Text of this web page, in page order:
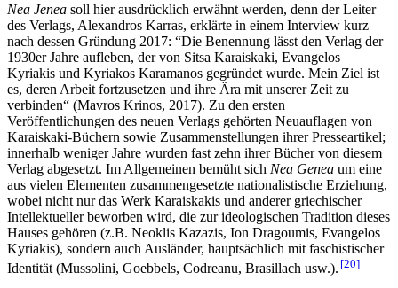
Nea Jenea soll hier ausdrücklich erwähnt werden, denn der Leiter
des Verlags, Alexandros Karras, erklärte in einem Interview kurz
nach dessen Gründung 2017: “Die Benennung lässt den Verlag der
1930er Jahre aufleben, der von Sitsa Karaiskaki, Evangelos
Kyriakis und Kyriakos Karamanos gegründet wurde. Mein Ziel ist
es, deren Arbeit fortzusetzen und ihre Ära mit unserer Zeit zu
verbinden“ (Mavros Krinos, 2017). Zu den ersten
Veröffentlichungen des neuen Verlags gehörten Neuauflagen von
Karaiskaki-Büchern sowie Zusammenstellungen ihrer Presseartikel;
innerhalb weniger Jahre wurden fast zehn ihrer Bücher von diesem
Verlag abgesetzt. Im Allgemeinen bemüht sich Nea Genea um eine
aus vielen Elementen zusammengesetzte nationalistische Erziehung,
wobei nicht nur das Werk Karaiskakis und anderer griechischer
Intellektueller beworben wird, die zur ideologischen Tradition dieses
Hauses gehören (z.B. Neoklis Kazazis, Ion Dragoumis, Evangelos
Kyriakis), sondern auch Ausländer, hauptsächlich mit faschistischer
Identität (Mussolini, Goebbels, Codreanu, Brasillach usw.). 20